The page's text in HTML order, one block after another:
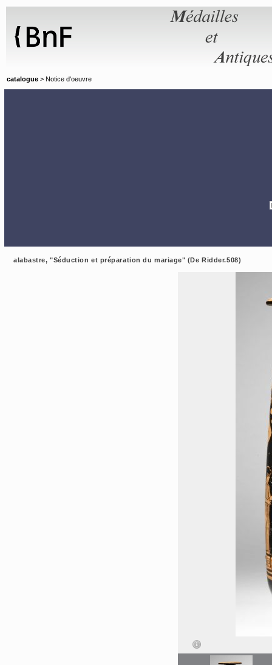
catalogue > Notice d'oeuvre
alabastre, "Séduction et préparation du mariage" (De Ridder.508)